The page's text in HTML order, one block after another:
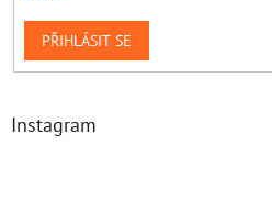
PŘIHLÁSIT SE
Instagram